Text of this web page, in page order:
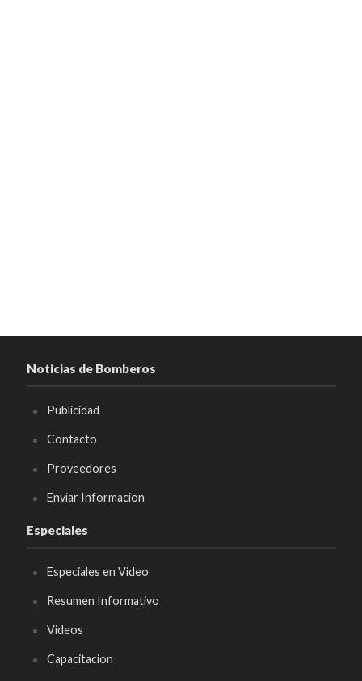
Noticias de Bomberos
Publicidad
Contacto
Proveedores
Enviar Informacion
Especiales
Especiales en Video
Resumen Informativo
Videos
Capacitacion